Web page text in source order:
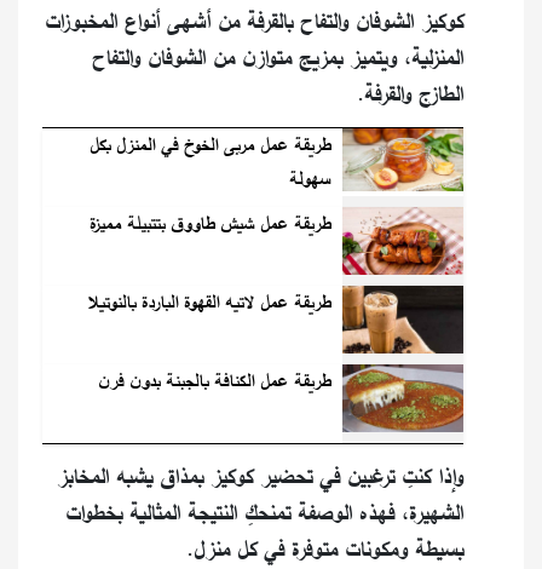
كوكيز الشوفان والتفاح بالقرفة من أشهى أنواع المخبوزات
المنزلية، ويتميز بمزيج متوازن من الشوفان والتفاح
الطازج والقرفة.
طريقة عمل مربى الخوخ في المنزل بكل
سهولة
طريقة عمل شيش طاووق بتتبيلة مميزة
طريقة عمل لاتيه القهوة الباردة بالنوتيلا
طريقة عمل الكنافة بالجبنة بدون فرن
وإذا كنتِ ترغبين في تحضير كوكيز بمذاق يشبه المخابز
الشهيرة، فهذه الوصفة تمنحكِ النتيجة المثالية بخطوات
بسيطة ومكونات متوفرة في كل منزل.